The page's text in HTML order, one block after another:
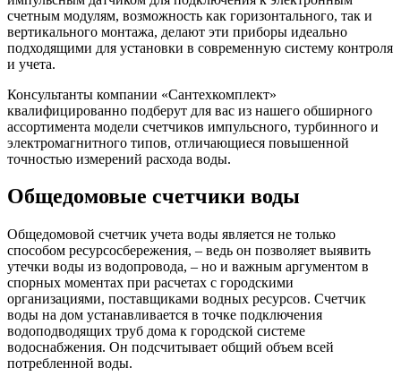
счетным модулям, возможность как горизонтального, так и
вертикального монтажа, делают эти приборы идеально
подходящими для установки в современную систему контроля
и учета.
Консультанты компании «Сантехкомплект»
квалифицированно подберут для вас из нашего обширного
ассортимента модели счетчиков импульсного, турбинного и
электромагнитного типов, отличающиеся повышенной
точностью измерений расхода воды.
Общедомовые счетчики воды
Общедомовой счетчик учета воды является не только
способом ресурсосбережения, – ведь он позволяет выявить
утечки воды из водопровода, – но и важным аргументом в
спорных моментах при расчетах с городскими
организациями, поставщиками водных ресурсов. Счетчик
воды на дом устанавливается в точке подключения
водоподводящих труб дома к городской системе
водоснабжения. Он подсчитывает общий объем всей
потребленной воды.